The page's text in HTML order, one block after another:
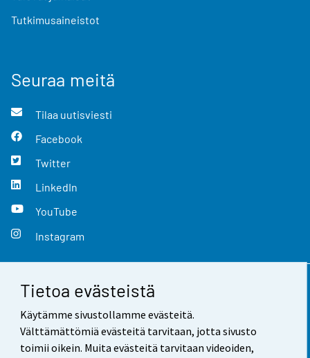
Tietoa evästeistä
Käytämme sivustollamme evästeitä.
Välttämättömiä evästeitä tarvitaan, jotta sivusto
toimii oikein. Muita evästeitä tarvitaan videoiden,
Tutkimusaineistot
Seuraa meitä
Tilaa uutisviesti
Facebook
Twitter
LinkedIn
YouTube
Instagram
Yhteystiedot
Palaute
Käyttöehdot